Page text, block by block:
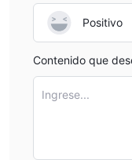
Positivo
Contenido que
Ingrese...